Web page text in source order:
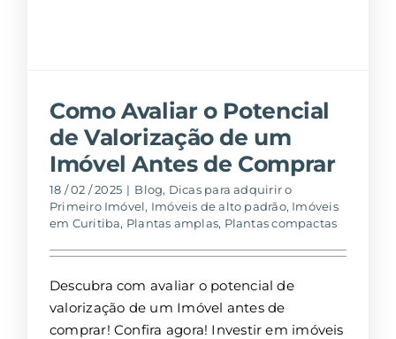
Como Avaliar o Potencial
de Valorização de um
Imóvel Antes de Comprar
18 / 02 / 2025 | Blog, Dicas para adquirir o
Primeiro Imóvel, Imóveis de alto padrão, Imóveis
em Curitiba, Plantas amplas, Plantas compactas
Descubra com avaliar o potencial de
valorização de um Imóvel antes de
comprar! Confira agora! Investir em imóveis